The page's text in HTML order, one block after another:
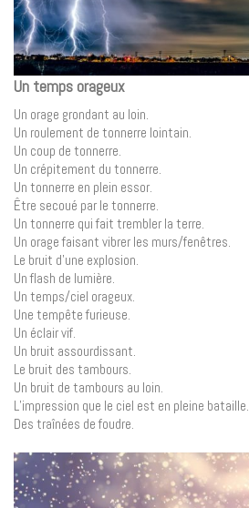
Un temps orageux
Un orage grondant au loin.
Un roulement de tonnerre lointain.
Un coup de tonnerre.
Un crépitement du tonnerre.
Un tonnerre en plein essor.
Être secoué par le tonnerre.
Un tonnerre qui fait trembler la terre.
Un orage faisant vibrer les murs/fenêtres.
Le bruit d’une explosion.
Un flash de lumière.
Un temps/ciel orageux.
Une tempête furieuse.
Un éclair vif.
Un bruit assourdissant.
Le bruit des tambours.
Un bruit de tambours au loin.
L’impression que le ciel est en pleine bataille.
Des traînées de foudre.